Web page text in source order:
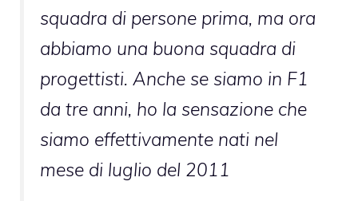
squadra di persone prima, ma ora
abbiamo una buona squadra di
progettisti. Anche se siamo in F1
da tre anni, ho la sensazione che
siamo effettivamente nati nel
mese di luglio del 2011